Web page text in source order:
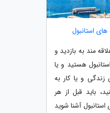
استانبول
مند به بازدید و
هستید و یا
و یا کار به
باید قبل از هر
آشنا شوید